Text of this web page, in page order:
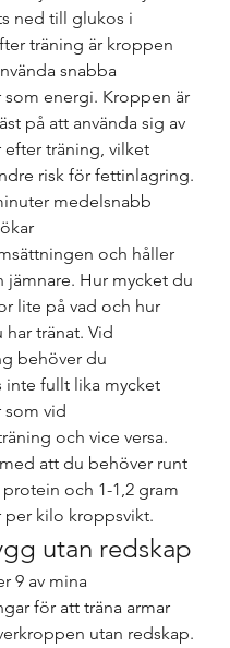
ned till glukos i
träning är kroppen
snabba
som energi. Kroppen är
på att använda sig av
efter träning, vilket
risk för fettinlagring.
medelsnabb
och håller
jämnare. Hur mycket du
lite på vad och hur
tränat. Vid
behöver du
inte fullt lika mycket
som vid
och vice versa.
att du behöver runt
protein och 1-1,2 gram
per kilo kroppsvikt.
utan redskap
9 av mina
för att träna armar
utan redskap.